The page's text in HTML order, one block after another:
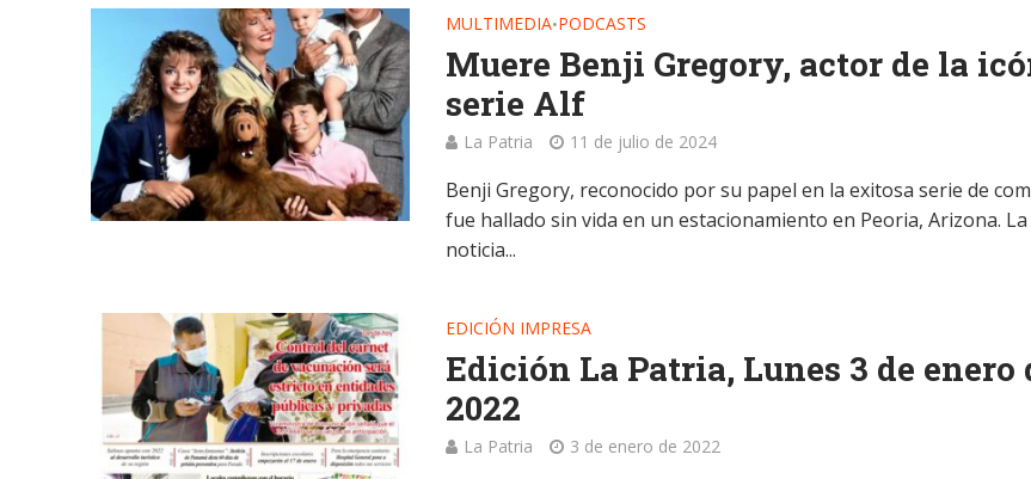
MULTIMEDIA•PODCASTS
Muere Benji Gregory, actor de la
serie Alf
La Patria 11 de julio de 2024
Benji Gregory, reconocido por su papel en la exitosa serie de
fue hallado sin vida en un estacionamiento en Peoria, Arizona.
noticia...
EDICIÓN IMPRESA
Edición La Patria, Lunes 3 de enero
2022
La Patria 3 de enero de 2022